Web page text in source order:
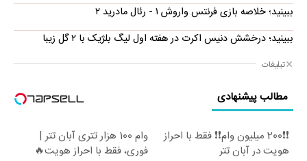
ببینید؛ خلاصه بازی فرنتس واروش ۱ - رئال مادرید ۲
ببینید؛ درخشش دنیس اکرت در هفته اول لیگ بلژیک با ۲ گل زیبا
تبلیغات
مطالب پیشنهادی
❗❗200 میلیون وام❗❗ فقط با احراز
هویت در آبان تتر
وام 100 هزار تتری آبان تتر |
فوری، فقط با احراز هویت🔥